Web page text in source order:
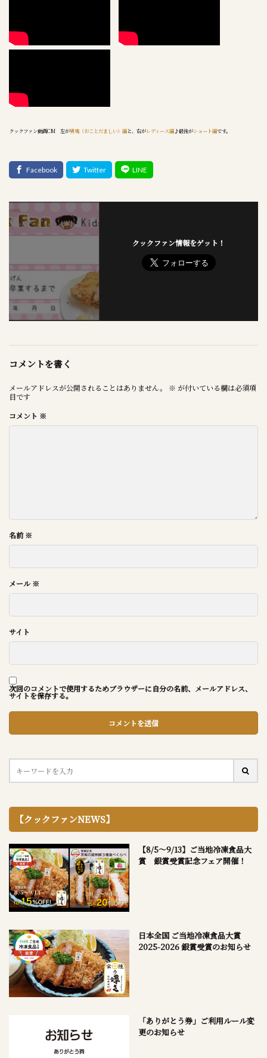
クックファン動画CM 左が男魂（おことだましい）編と、右がレディース編 ♪最後がショート編です。
クックファン情報をゲット！
コメントを書く
メールアドレスが公開されることはありません。 ※ が付いている欄は必須項
目です
コメント ※
名前※
メール※
サイト
次回のコメントで使用するためブラウザーに自分の名前、メールアドレス、
サイトを保存する。
【クックファンNEWS】
【8/5～9/13】ご当地冷凍食品大
賞 銀賞受賞記念フェア開催！
日本全国 ご当地冷凍食品大賞
2025-2026 銀賞受賞のお知らせ
「ありがとう券」ご利用ルール変
更のお知らせ